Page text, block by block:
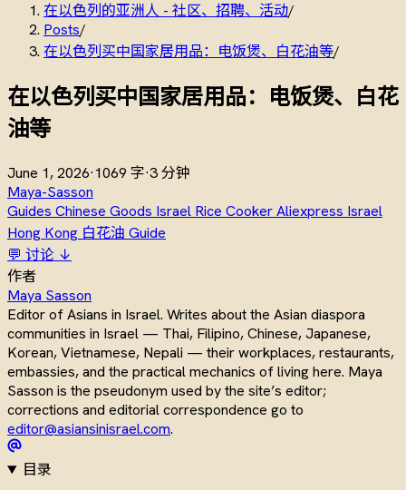
在以色列的亚洲人 - 社区、招聘、活动/
Posts/
在以色列买中国家居用品：电饭煲、白花油等/
在以色列买中国家居用品：电饭煲、白花
油等
June 1, 2026·1069 字·3 分钟
Maya-Sasson
Guides Chinese Goods Israel Rice CookerAliexpress Israel
Hong Kong 白花油 Guide
💬 讨论 ↓
作者
Maya Sasson
Editor of Asians in Israel. Writes about the Asian diaspora
communities in Israel — Thai, Filipino, Chinese, Japanese,
Korean, Vietnamese, Nepali — their workplaces, restaurants,
embassies, and the practical mechanics of living here. Maya
Sasson is the pseudonym used by the site’s editor;
corrections and editorial correspondence go to
editor@asiansinisrael.com.
目录